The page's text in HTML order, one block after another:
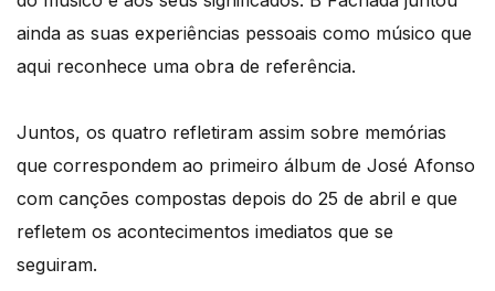
ainda as suas experiências pessoais como músico que
aqui reconhece uma obra de referência.
Juntos, os quatro refletiram assim sobre memórias
que correspondem ao primeiro álbum de José Afonso
com canções compostas depois do 25 de abril e que
refletem os acontecimentos imediatos que se
seguiram.